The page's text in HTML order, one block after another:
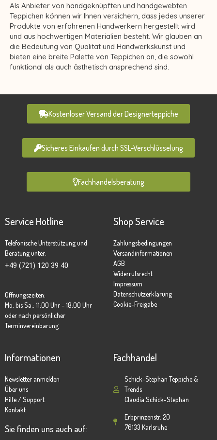
Als Anbieter von handgeknüpften und handgewebten
Teppichen können wir Ihnen versichern, dass jedes unserer
Produkte von erfahrenen Handwerkern hergestellt wird
und aus hochwertigen Materialien besteht. Wir glauben an
die Bedeutung von Qualität und Handwerkskunst und
bieten eine breite Palette von Teppichen an, die sowohl
funktional als auch ästhetisch ansprechend sind.
Kostenloser Versand der Designerteppiche
Sicheres Einkaufen durch SSL-Verschlüsselung
Fachhandelsberatung
Service Hotline
Telefonische Unterstützung und
Beratung unter:
+49 (721) 120 39 40
Öffnungszeiten:
Mo. bis Sa.: 11:00 Uhr – 18:00 Uhr
oder nach persönlicher
Terminvereinbarung
Shop Service
Zahlungsbedingungen
Versandinformationen
AGB
Widerrufsrecht
Impressum
Datenschutzerklärung
Cookie-Freigabe
Informationen
Newsletter anmelden
Über uns
Hilfe / Support
Kontakt
Sie finden uns auch auf:
Fachhandel
Schick-Stephan Teppiche &
Trends
Claudia Schick-Stephan
Erbprinzenstr. 20
76133 Karlsruhe